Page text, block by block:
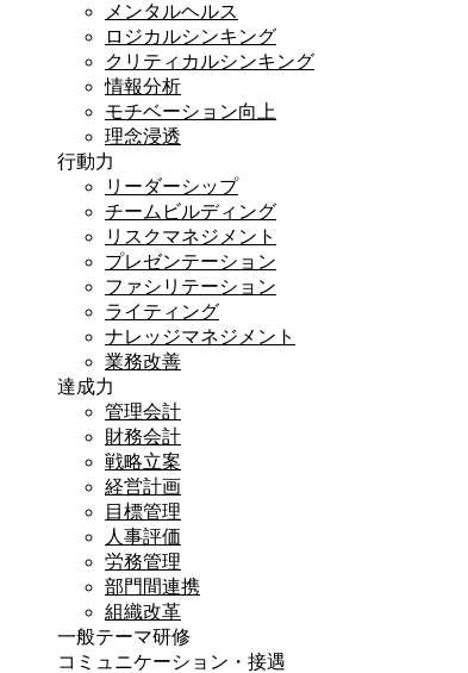
メンタルヘルス
ロジカルシンキング
クリティカルシンキング
情報分析
モチベーション向上
理念浸透
行動力
リーダーシップ
チームビルディング
リスクマネジメント
プレゼンテーション
ファシリテーション
ライティング
ナレッジマネジメント
業務改善
達成力
管理会計
財務会計
戦略立案
経営計画
目標管理
人事評価
労務管理
部門間連携
組織改革
一般テーマ研修
コミュニケーション・接遇